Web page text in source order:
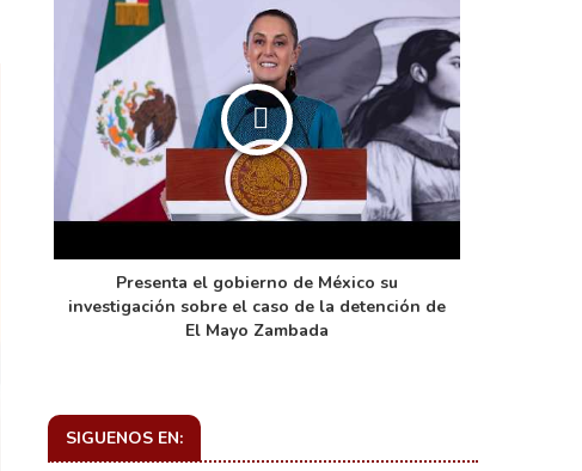
Presenta el gobierno de México su
investigación sobre el caso de la detención de
El Mayo Zambada
SIGUENOS EN: